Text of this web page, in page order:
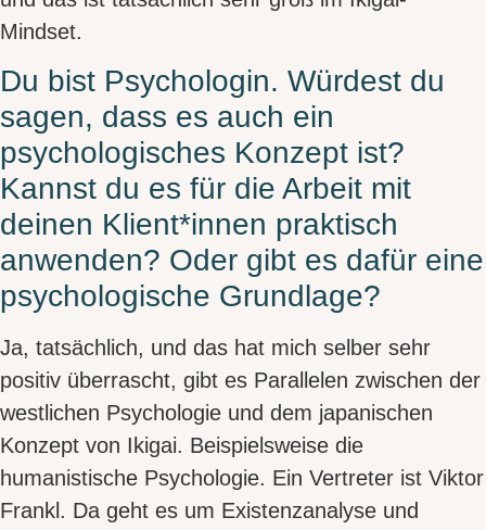
Mindset.
Du bist Psychologin. Würdest du
sagen, dass es auch ein
psychologisches Konzept ist?
Kannst du es für die Arbeit mit
deinen Klient*innen praktisch
anwenden? Oder gibt es dafür eine
psychologische Grundlage?
Ja, tatsächlich, und das hat mich selber sehr
positiv überrascht, gibt es Parallelen zwischen der
westlichen Psychologie und dem japanischen
Konzept von Ikigai. Beispielsweise die
humanistische Psychologie. Ein Vertreter ist Viktor
Frankl . Da geht es um Existenzanalyse und